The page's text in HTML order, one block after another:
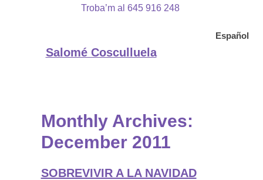
Troba’m al 645 916 248
Español
Salomé Cosculluela
Monthly Archives:
December 2011
SOBREVIVIR A LA NAVIDAD